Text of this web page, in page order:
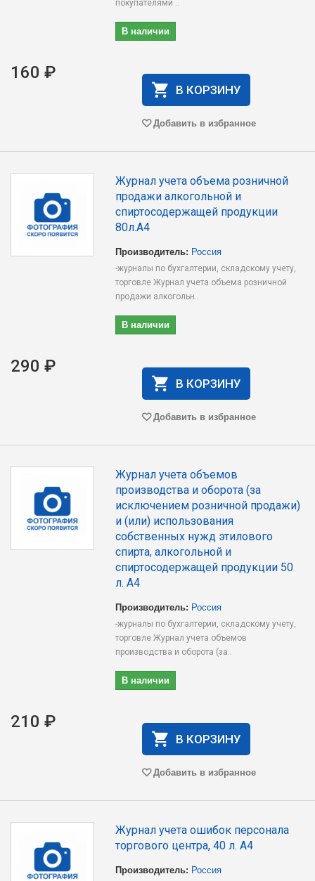
покупателями ..
В наличии
160 ₽
В КОРЗИНУ
Добавить в избранное
Журнал учета объема розничной
продажи алкогольной и
спиртосодержащей продукции
80л.А4
Производитель: Россия
-журналы по бухгалтерии, складскому учету,
торговле Журнал учета объема розничной
продажи алкогольн..
В наличии
290 ₽
В КОРЗИНУ
Добавить в избранное
Журнал учета объемов
производства и оборота (за
исключением розничной продажи)
и (или) использования
собственных нужд этилового
спирта, алкогольной и
спиртосодержащей продукции 50
л. А4
Производитель: Россия
-журналы по бухгалтерии, складскому учету,
торговле Журнал учета объемов
производства и оборота (за..
В наличии
210 ₽
В КОРЗИНУ
Добавить в избранное
Журнал учета ошибок персонала
торгового центра, 40 л. А4
Производитель: Россия